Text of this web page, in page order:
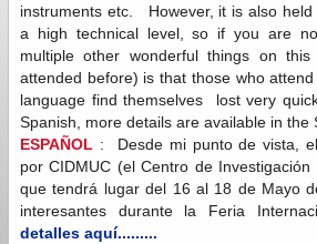
instruments etc. However, it is also
a high technical level, so if you are
multiple other wonderful things on
attended before) is that those who
language find themselves lost very
Spanish, more details are available in
ESPAÑOL : Desde mi punto de vista,
por CIDMUC (el Centro de
que tendrá lugar del 16 al 18 de Mayo
interesantes durante la Feria
detalles aquí.........